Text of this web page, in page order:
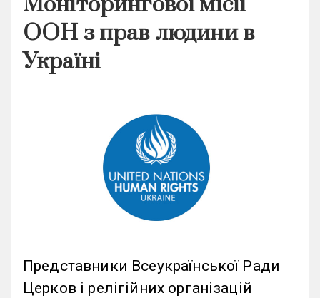
ООН з прав людини в
Україні
Представники Всеукраїнської Ради
Церков і релігійних організацій